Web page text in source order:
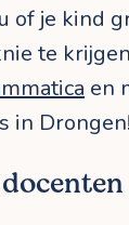
of je kind
te
en
in Drongen!